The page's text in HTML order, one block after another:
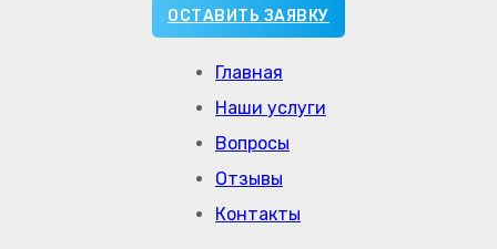
Главная
Наши услуги
Вопросы
Отзывы
Контакты
ОСТАВИТЬ ЗАЯВКУ